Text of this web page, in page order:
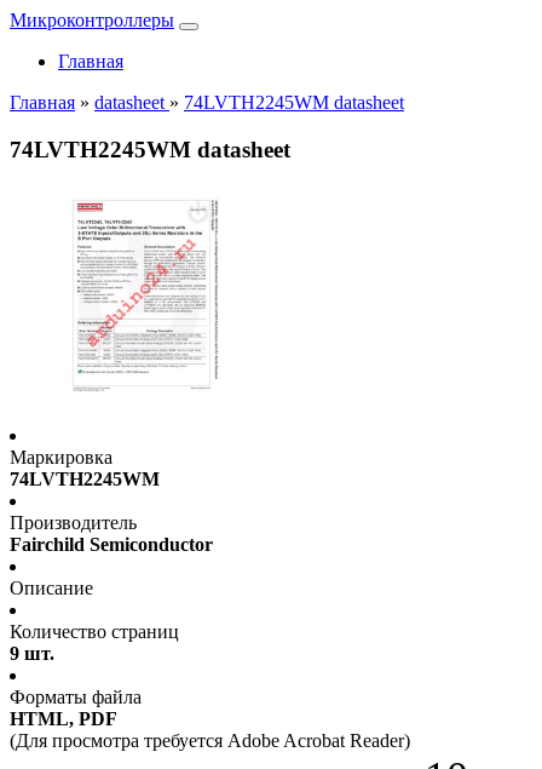
Микроконтроллеры
Главная
Главная » datasheet » 74LVTH2245WM datasheet
74LVTH2245WM datasheet
Маркировка
74LVTH2245WM
Производитель
Fairchild Semiconductor
Описание
Количество страниц
9 шт.
Форматы файла
HTML, PDF
(Для просмотра требуется Adobe Acrobat Reader)